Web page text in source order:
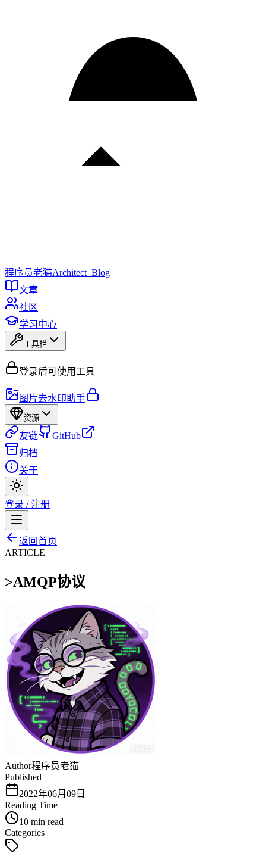
程序员老猫Architect_Blog
文章
社区
学习中心
工具栏
登录后可使用工具
图片去水印助手
资源
友链
GitHub
归档
关于
登录 / 注册
返回首页
ARTICLE
>AMQP协议
Author程序员老猫
Published
2022年06月09日
Reading Time
10 min read
Categories